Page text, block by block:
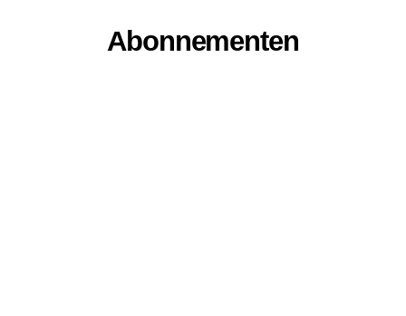
Abonnementen